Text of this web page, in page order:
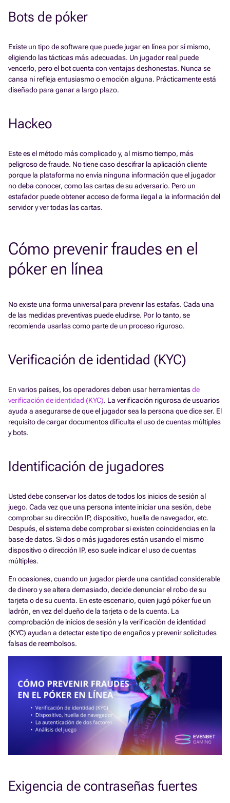
Bots de póker
Existe un tipo de software que puede jugar en línea por sí mismo,
eligiendo las tácticas más adecuadas. Un jugador real puede
vencerlo, pero el bot cuenta con ventajas deshonestas. Nunca se
cansa ni refleja entusiasmo o emoción alguna. Prácticamente está
diseñado para ganar a largo plazo.
Hackeo
Este es el método más complicado y, al mismo tiempo, más
peligroso de fraude. No tiene caso descifrar la aplicación cliente
porque la plataforma no envía ninguna información que el jugador
no deba conocer, como las cartas de su adversario. Pero un
estafador puede obtener acceso de forma ilegal a la información del
servidor y ver todas las cartas.
Cómo prevenir fraudes en el
póker en línea
No existe una forma universal para prevenir las estafas. Cada una
de las medidas preventivas puede eludirse. Por lo tanto, se
recomienda usarlas como parte de un proceso riguroso.
Verificación de identidad (KYC)
En varios países, los operadores deben usar herramientasde
verificación de identidad (KYC). La verificación rigurosa de usuarios
ayuda a asegurarse de que el jugador sea la persona que dice ser. El
requisito de cargar documentos dificulta el uso de cuentas múltiples
y bots.
Identificación de jugadores
Usted debe conservar los datos de todos los inicios de sesión al
juego. Cada vez que una persona intente iniciar una sesión, debe
comprobar su dirección IP, dispositivo, huella de navegador, etc.
Después, el sistema debe comprobar si existen coincidencias en la
base de datos. Si dos o más jugadores están usando el mismo
dispositivo o dirección IP, eso suele indicar el uso de cuentas
múltiples.
En ocasiones, cuando un jugador pierde una cantidad considerable
de dinero y se altera demasiado, decide denunciar el robo de su
tarjeta o de su cuenta. En este escenario, quien jugó póker fue un
ladrón, en vez del dueño de la tarjeta o de la cuenta. La
comprobación de inicios de sesión y la verificación de identidad
(KYC) ayudan a detectar este tipo de engaños y prevenir solicitudes
falsas de reembolsos.
Exigencia de contraseñas fuertes